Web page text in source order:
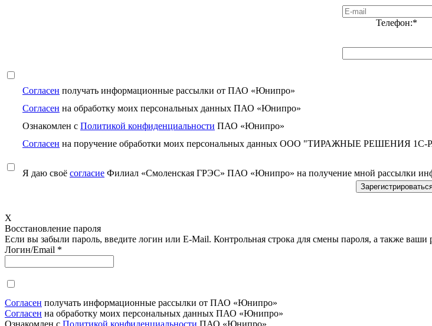
Телефон:*
Согласен получать информационные рассылки от ПАО «Юнипро»
Согласен на обработку моих персональных данных ПАО «Юнипро»
Ознакомлен с Политикой конфиденциальности ПАО «Юнипро»
Согласен на поручение обработки моих персональных данных ООО "ТИРАЖНЫЕ РЕШЕНИЯ 1С-
Я даю своё согласие Филиал «Смоленская ГРЭС» ПАО «Юнипро» на получение мной рассылки
X
Восстановление пароля
Если вы забыли пароль, введите логин или E-Mail. Контрольная строка для смены пароля, а также
Логин/Email *
Согласен получать информационные рассылки от ПАО «Юнипро»
Согласен на обработку моих персональных данных ПАО «Юнипро»
Ознакомлен с Политикой конфиденциальности ПАО «Юнипро»